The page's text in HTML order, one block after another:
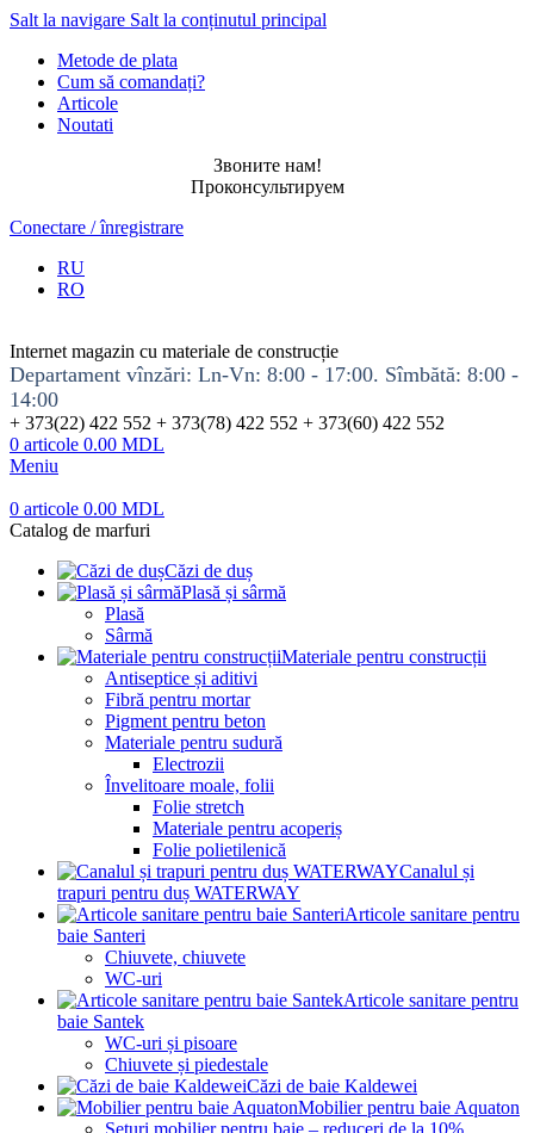
Salt la navigare Salt la conținutul principal
Metode de plata
Cum să comandați?
Articole
Noutati
Звоните нам!
Проконсультируем
Conectare / înregistrare
RU
RO
Internet magazin cu materiale de construcție
Departament vînzări: Ln-Vn: 8:00 - 17:00. Sîmbătă: 8:00 -
14:00
+ 373(22) 422 552 + 373(78) 422 552 + 373(60) 422 552
0 articole 0.00 MDL
Meniu
0 articole 0.00 MDL
Catalog de marfuri
Căzi de duș
Plasă și sârmă
Plasă
Sârmă
Materiale pentru construcții
Antiseptice și aditivi
Fibră pentru mortar
Pigment pentru beton
Materiale pentru sudură
Electrozii
Învelitoare moale, folii
Folie stretch
Materiale pentru acoperiș
Folie polietilenică
Canalul și
trapuri pentru duș WATERWAY
Articole sanitare pentru
baie Santeri
Chiuvete, chiuvete
WC-uri
Articole sanitare pentru
baie Santek
WC-uri și pisoare
Chiuvete și piedestale
Căzi de baie Kaldewei
Mobilier pentru baie Aquaton
Seturi mobilier pentru baie – reduceri de la 10%